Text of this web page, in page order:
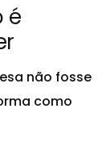
é
não fosse
como